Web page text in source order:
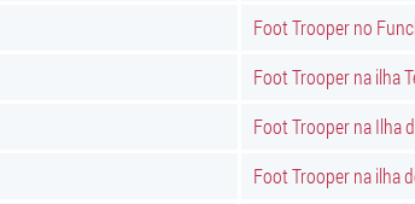
Foot Trooper no
Foot Trooper na ilha
Foot Trooper na Ilha
Foot Trooper na ilha